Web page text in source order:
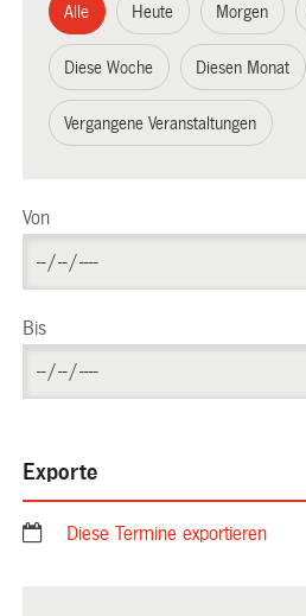
Alle Heute Morgen
Diese Woche Diesen Monat
Vergangene Veranstaltungen
Von
Bis
Exporte
Diese Termine exportieren